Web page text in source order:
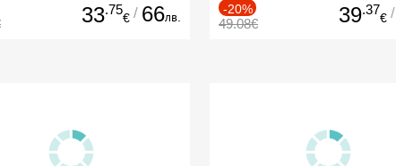
33.75
€ / 66лв.
-20%
49.08€ 39.37
€ /